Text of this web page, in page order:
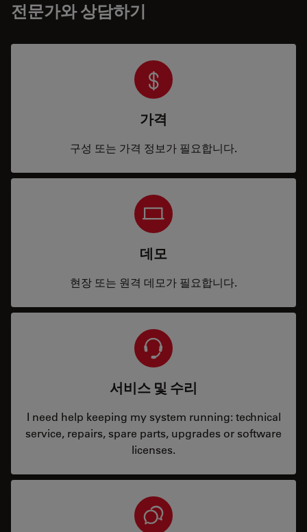
전문가와 상담하기
가격
구성 또는 가격 정보가 필요합니다.
데모
현장 또는 원격 데모가 필요합니다.
서비스 및 수리
I need help keeping my system running: technical
service, repairs, spare parts, upgrades or software
licenses.